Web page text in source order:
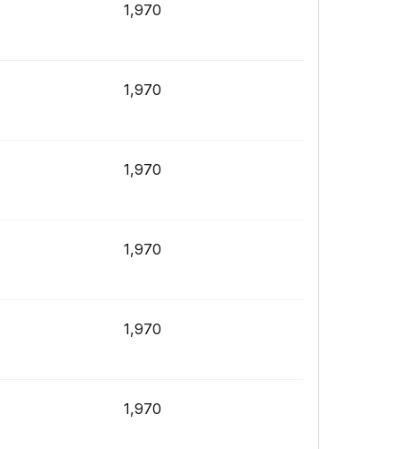
1,970
1,970
1,970
1,970
1,970
1,970